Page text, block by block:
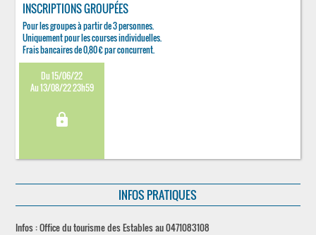
INSCRIPTIONS GROUPÉES
Pour les groupes à partir de 3 personnes.
Uniquement pour les courses individuelles.
Frais bancaires de 0,80 € par concurrent.
Du 15/06/22
Au 13/08/22 23h59
lock
INFOS PRATIQUES
Infos : Office du tourisme des Estables au 0471083108